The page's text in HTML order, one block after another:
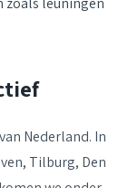
Nederland. In
, Tilburg, Den